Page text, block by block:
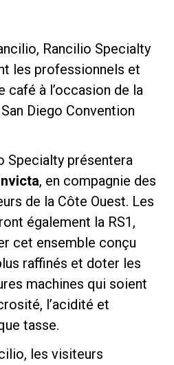
Rancilio Specialty
les professionnels et
café à l’occasion de la
Diego Convention
Specialty présentera
, en compagnie des
de la Côte Ouest. Les
également la RS1,
cet ensemble conçu
raffinés et doter les
machines qui soient
l’acidité et
tasse.
les visiteurs